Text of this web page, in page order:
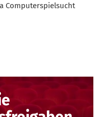
Computerspielsucht